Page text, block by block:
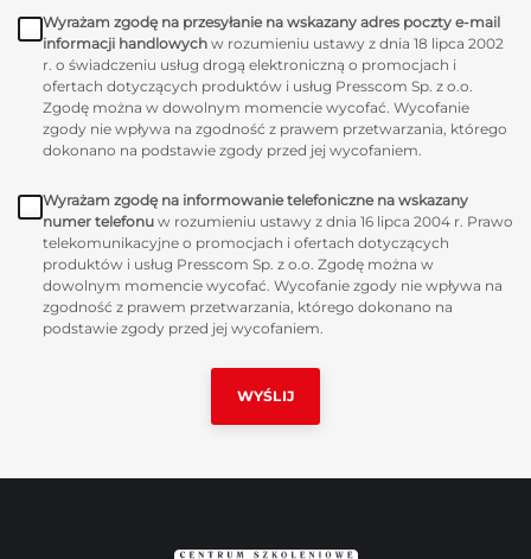
Wyrażam zgodę na przesyłanie na wskazany adres poczty e-mail
informacji handlowych w rozumieniu ustawy z dnia 18 lipca 2002
r. o świadczeniu usług drogą elektroniczną o promocjach i
ofertach dotyczących produktów i usług Presscom Sp. z o.o.
Zgodę można w dowolnym momencie wycofać. Wycofanie
zgody nie wpływa na zgodność z prawem przetwarzania, którego
dokonano na podstawie zgody przed jej wycofaniem.
Wyrażam zgodę na informowanie telefoniczne na wskazany
numer telefonu w rozumieniu ustawy z dnia 16 lipca 2004 r. Prawo
telekomunikacyjne o promocjach i ofertach dotyczących
produktów i usług Presscom Sp. z o.o. Zgodę można w
dowolnym momencie wycofać. Wycofanie zgody nie wpływa na
zgodność z prawem przetwarzania, którego dokonano na
podstawie zgody przed jej wycofaniem.